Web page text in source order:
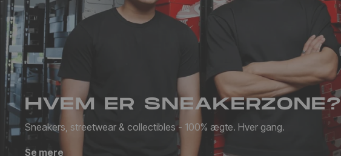
HVEM ER SNEAKERZONE?
Sneakers, streetwear & collectibles - 100% ægte. Hver gang.
Se mere